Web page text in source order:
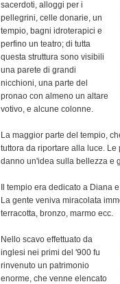
sacerdoti, alloggi per i
pellegrini, celle donarie, un
tempio, bagni idroterapici e
perfino un teatro; di tutta
questa struttura sono visibili
una parete di grandi
nicchioni, una parte del
pronao con almeno un altare
votivo, e alcune colonne.
La maggior parte del tempio,
tuttora da riportare alla luce.
danno un'idea sulla bellezza e
Il tempio era dedicato a Diana
La gente veniva miracolata
terracotta, bronzo, marmo ecc.
Nello scavo effettuato da
inglesi nei primi del '900 fu
rinvenuto un patrimonio
enorme, che venne elencato